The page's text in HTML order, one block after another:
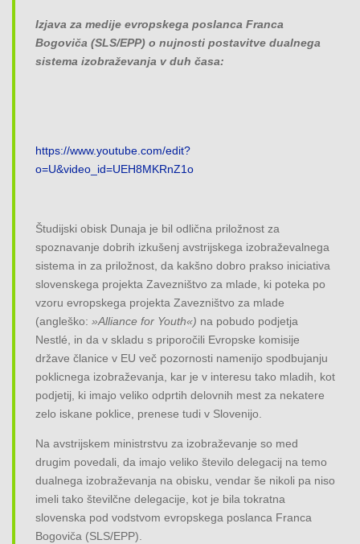
Izjava za medije evropskega poslanca Franca
Bogoviča (SLS/EPP) o nujnosti postavitve dualnega
sistema izobraževanja v duh časa:
https://www.youtube.com/edit?
o=U&video_id=UEH8MKRnZ1o
Študijski obisk Dunaja je bil odlična priložnost za
spoznavanje dobrih izkušenj avstrijskega izobraževalnega
sistema in za priložnost, da kakšno dobro prakso iniciativa
slovenskega projekta Zavezništvo za mlade, ki poteka po
vzoru evropskega projekta Zavezništvo za mlade
(angleško: »Alliance for Youth«) na pobudo podjetja
Nestlé, in da v skladu s priporočili Evropske komisije
države članice v EU več pozornosti namenijo spodbujanju
poklicnega izobraževanja, kar je v interesu tako mladih, kot
podjetij, ki imajo veliko odprtih delovnih mest za nekatere
zelo iskane poklice, prenese tudi v Slovenijo.
Na avstrijskem ministrstvu za izobraževanje so med
drugim povedali, da imajo veliko število delegacij na temo
dualnega izobraževanja na obisku, vendar še nikoli pa niso
imeli tako številčne delegacije, kot je bila tokratna
slovenska pod vodstvom evropskega poslanca Franca
Bogoviča (SLS/EPP).